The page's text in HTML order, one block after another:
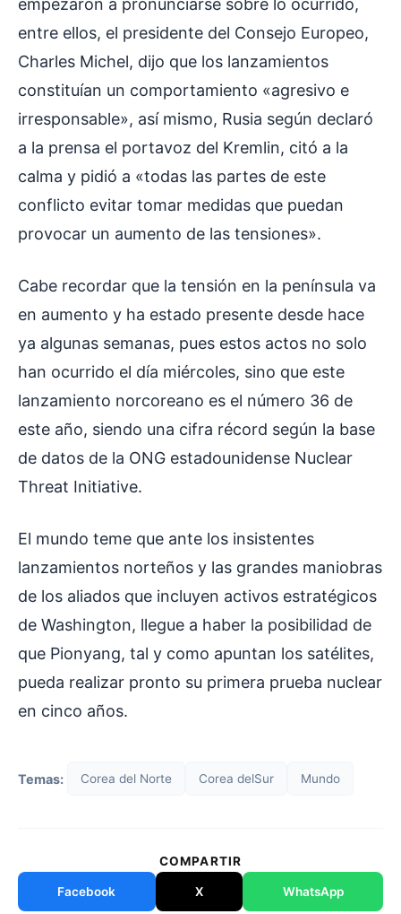
empezaron a pronunciarse sobre lo ocurrido,
entre ellos, el presidente del Consejo Europeo,
Charles Michel, dijo que los lanzamientos
constituían un comportamiento «agresivo e
irresponsable», así mismo, Rusia según declaró
a la prensa el portavoz del Kremlin, citó a la
calma y pidió a «todas las partes de este
conflicto evitar tomar medidas que puedan
provocar un aumento de las tensiones».
Cabe recordar que la tensión en la península va
en aumento y ha estado presente desde hace
ya algunas semanas, pues estos actos no solo
han ocurrido el día miércoles, sino que este
lanzamiento norcoreano es el número 36 de
este año, siendo una cifra récord según la base
de datos de la ONG estadounidense Nuclear
Threat Initiative.
El mundo teme que ante los insistentes
lanzamientos norteños y las grandes maniobras
de los aliados que incluyen activos estratégicos
de Washington, llegue a haber la posibilidad de
que Pionyang, tal y como apuntan los satélites,
pueda realizar pronto su primera prueba nuclear
en cinco años.
Temas: Corea del Norte Corea delSur Mundo
COMPARTIR
Facebook X WhatsApp